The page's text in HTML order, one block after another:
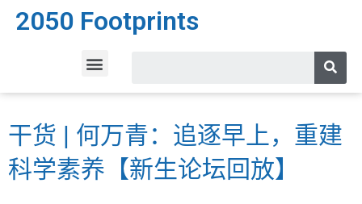
2050 Footprints
干货 | 何万青：追逐早上，重建
科学素养【新生论坛回放】